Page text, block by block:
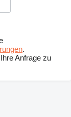
.
Anfrage zu